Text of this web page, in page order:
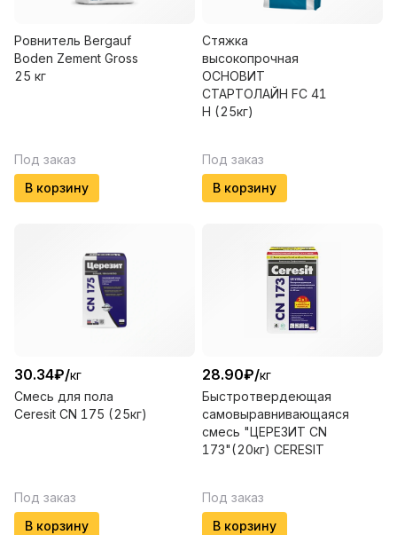
Ровнитель Bergauf
Boden Zement Gross
25 кг
Под заказ
В корзину
Стяжка
высокопрочная
ОСНОВИТ
СТАРТОЛАЙН FC 41
Н (25кг)
Под заказ
В корзину
30.34₽/кг
Смесь для пола
Ceresit CN 175 (25кг)
Под заказ
В корзину
28.90₽/кг
Быстротвердеющая
самовыравнивающаяся
смесь "ЦЕРЕЗИТ СN
173"(20кг) CERESIT
Под заказ
В корзину